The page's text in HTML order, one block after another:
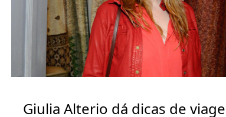
Giulia Alterio dá dicas de